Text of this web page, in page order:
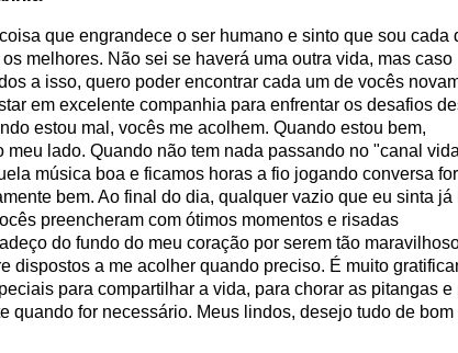
que engrandece o ser humano e sinto que sou cada
melhores. Não sei se haverá uma outra vida, mas caso
a isso, quero poder encontrar cada um de vocês
em excelente companhia para enfrentar os desafios
estou mal, vocês me acolhem. Quando estou bem,
meu lado. Quando não tem nada passando no "canal
música boa e ficamos horas a fio jogando conversa
bem. Ao final do dia, qualquer vazio que eu sinta já
preencheram com ótimos momentos e risadas
do fundo do meu coração por serem tão
dispostos a me acolher quando preciso. É muito
para compartilhar a vida, para chorar as pitangas e
quando for necessário. Meus lindos, desejo tudo de bom